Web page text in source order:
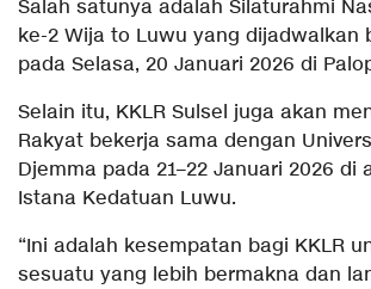
Salah satunya adalah Silaturahmi
ke-2 Wija to Luwu yang dijadwalkan
pada Selasa, 20 Januari 2026 di
Selain itu, KKLR Sulsel juga akan
Rakyat bekerja sama dengan
Djemma pada 21–22 Januari 2026 di
Istana Kedatuan Luwu.
“Ini adalah kesempatan bagi KKLR
sesuatu yang lebih bermakna dan